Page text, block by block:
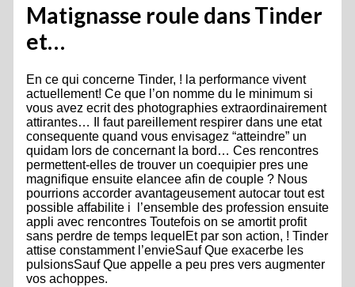
Matignasse roule dans Tinder
et…
En ce qui concerne Tinder, ! la performance vivent
actuellement! Ce que l’on nomme du le minimum si
vous avez ecrit des photographies extraordinairement
attirantes… Il faut pareillement respirer dans une etat
consequente quand vous envisagez “atteindre” un
quidam lors de concernant la bord… Ces rencontres
permettent-elles de trouver un coequipier pres une
magnifique ensuite elancee afin de couple ? Nous
pourrions accorder avantageusement autocar tout est
possible affabilite i l’ensemble des profession ensuite
appli avec rencontres Toutefois on se amortit profit
sans perdre de temps lequelEt par son action, ! Tinder
attise constamment l’envieSauf Que exacerbe les
pulsionsSauf Que appelle a peu pres vers augmenter
vos achoppes.